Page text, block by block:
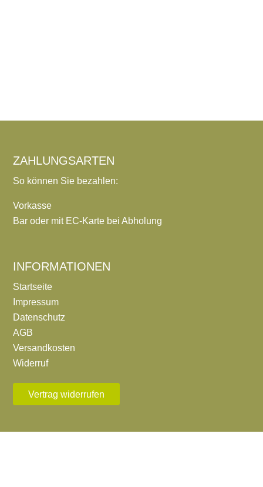
ZAHLUNGSARTEN
So können Sie bezahlen:
Vorkasse
Bar oder mit EC-Karte bei Abholung
INFORMATIONEN
Startseite
Impressum
Datenschutz
AGB
Versandkosten
Widerruf
Vertrag widerrufen